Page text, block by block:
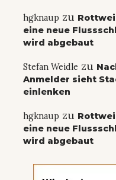
hgknaup zu
eine neue
wird abgebaut
Stefan Weidle zu
Anmelder sieht
einlenken
hgknaup zu
eine neue
wird abgebaut